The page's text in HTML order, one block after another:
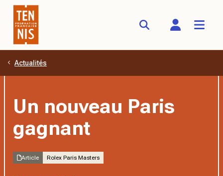
Aller au contenu principal
Actualités
Un nouveau Paris
gagnant
Article Rolex Paris Masters